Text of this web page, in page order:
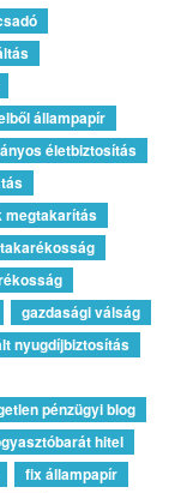
állampapír
életbiztosítás
megtakarítás
gazdasági válság
nyugdíjbiztosítás
pénzügyi blog
hitel
fix állampapír